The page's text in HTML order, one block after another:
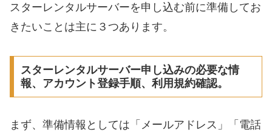
スターレンタルサーバーを申し込む前に準備してお
きたいことは主に３つあります。
スターレンタルサーバー申し込みの必要な情
報、アカウント登録手順、利用規約確認。
まず、準備情報としては「メールアドレス」「電話